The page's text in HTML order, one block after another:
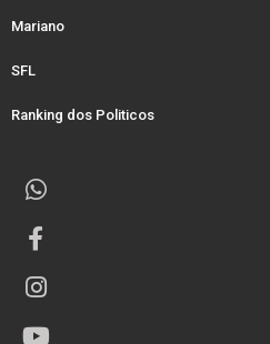
Mariano
SFL
Ranking dos Politicos